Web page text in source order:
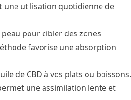
une utilisation quotidienne de
pour cibler des zones
favorise une absorption
de CBD à vos plats ou boissons.
une assimilation lente et